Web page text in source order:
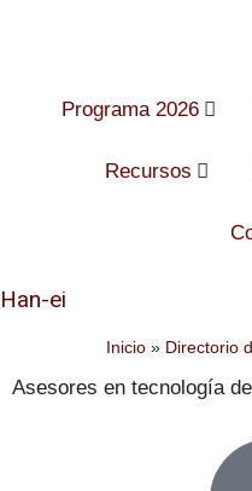
Programa 2026
Recursos
Han-ei
Inicio» Directorio
Asesores en tecnología